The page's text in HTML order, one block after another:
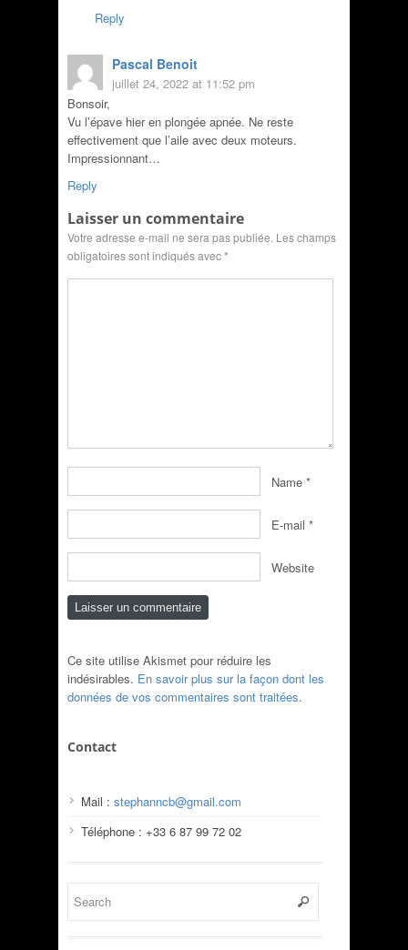
Reply
Pascal Benoit
juillet 24, 2022 at 11:52 pm
Bonsoir,
Vu l’épave hier en plongée apnée. Ne reste
effectivement que l’aile avec deux moteurs.
Impressionnant…
Reply
Laisser un commentaire
Votre adresse e-mail ne sera pas publiée. Les champs
obligatoires sont indiqués avec*
Name *
E-mail *
Website
Ce site utilise Akismet pour réduire les
indésirables. En savoir plus sur la façon dont les
données de vos commentaires sont traitées.
Contact
Mail : stephanncb@gmail.com
Téléphone : +33 6 87 99 72 02